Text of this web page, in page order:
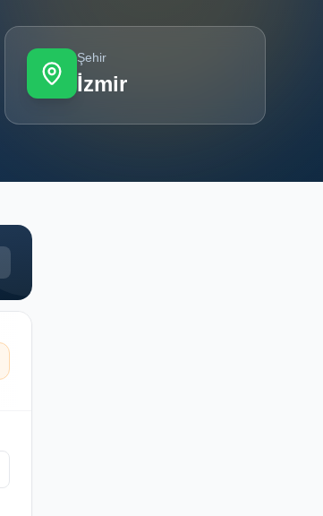
Şehir
İzmir